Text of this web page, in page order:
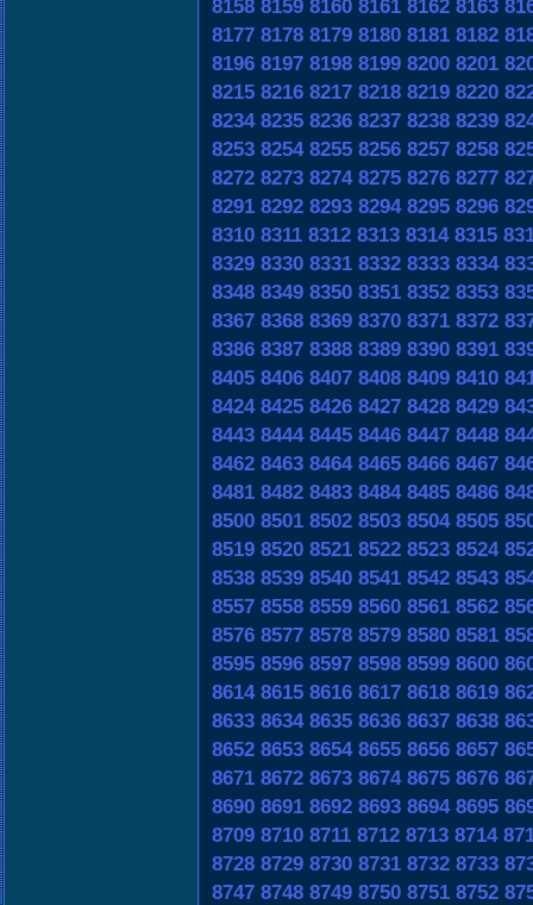
8158 8159 8160 8161 8162 8163
8177 8178 8179 8180 8181 8182
8196 8197 8198 8199 8200 8201
8215 8216 8217 8218 8219 8220
8234 8235 8236 8237 8238 8239
8253 8254 8255 8256 8257 8258
8272 8273 8274 8275 8276 8277
8291 8292 8293 8294 8295 8296
8310 8311 8312 8313 8314 8315
8329 8330 8331 8332 8333 8334
8348 8349 8350 8351 8352 8353
8367 8368 8369 8370 8371 8372
8386 8387 8388 8389 8390 8391
8405 8406 8407 8408 8409 8410
8424 8425 8426 8427 8428 8429
8443 8444 8445 8446 8447 8448
8462 8463 8464 8465 8466 8467
8481 8482 8483 8484 8485 8486
8500 8501 8502 8503 8504 8505
8519 8520 8521 8522 8523 8524
8538 8539 8540 8541 8542 8543
8557 8558 8559 8560 8561 8562
8576 8577 8578 8579 8580 8581
8595 8596 8597 8598 8599 8600
8614 8615 8616 8617 8618 8619
8633 8634 8635 8636 8637 8638
8652 8653 8654 8655 8656 8657
8671 8672 8673 8674 8675 8676
8690 8691 8692 8693 8694 8695
8709 8710 8711 8712 8713 8714
8728 8729 8730 8731 8732 8733
8747 8748 8749 8750 8751 8752